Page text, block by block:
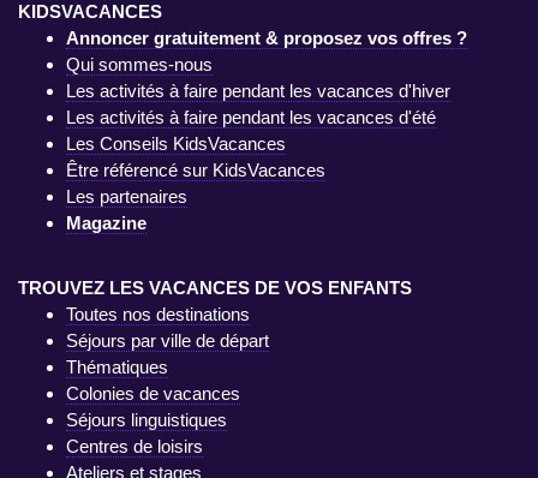
KIDSVACANCES
Annoncer gratuitement & proposez vos offres ?
Qui sommes-nous
Les activités à faire pendant les vacances d'hiver
Les activités à faire pendant les vacances d'été
Les Conseils KidsVacances
Être référencé sur KidsVacances
Les partenaires
Magazine
TROUVEZ LES VACANCES DE VOS ENFANTS
Toutes nos destinations
Séjours par ville de départ
Thématiques
Colonies de vacances
Séjours linguistiques
Centres de loisirs
Ateliers et stages